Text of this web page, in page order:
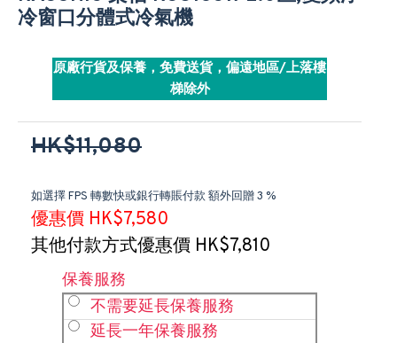
冷窗口分體式冷氣機
原廠行貨及保養，免費送貨，偏遠地區/上落樓
梯除外
HK$11,080
如選擇 FPS 轉數快或銀行轉賬付款 額外回贈 3 %
優惠價 HK$7,580
其他付款方式優惠價 HK$7,810
保養服務
不需要延長保養服務
延長一年保養服務